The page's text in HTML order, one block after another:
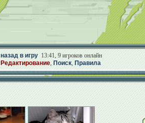
назад в игру 13:41, 9 игроков онлайн
Редактирование, Поиск, Правила